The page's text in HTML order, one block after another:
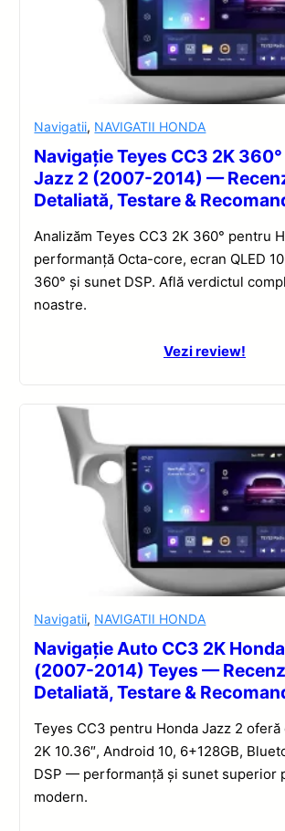
Navigatii, NAVIGATII HONDA
Navigație Teyes CC3 2K
Jazz 2 (2007-2014) —
Detaliată, Testare &
Analizăm Teyes CC3 2K 360° pentru
performanță Octa-core, ecran QLED
360° și sunet DSP. Află verdictul
noastre.
Vezi review!
Navigatii, NAVIGATII HONDA
Navigație Auto CC3 2K
(2007-2014) Teyes —
Detaliată, Testare &
Teyes CC3 pentru Honda Jazz 2 oferă
2K 10.36″, Android 10, 6+128GB,
DSP — performanță și sunet superior
modern.